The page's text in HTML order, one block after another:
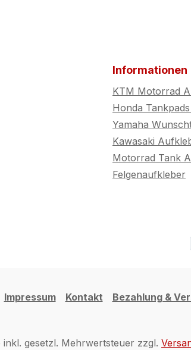
Informationen
KTM Motorrad
Honda
Yamaha
Kawasaki
Motorrad Tank
Felgenaufkleber
Impressum Kontakt Bezahlung &
inkl. gesetzl. Mehrwertsteuer zzgl.